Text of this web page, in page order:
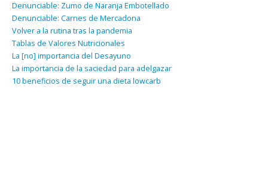
Denunciable: Zumo de Naranja Embotellado
Denunciable: Carnes de Mercadona
Volver a la rutina tras la pandemia
Tablas de Valores Nutricionales
La [no] importancia del Desayuno
La importancia de la saciedad para adelgazar
10 beneficios de seguir una dieta lowcarb